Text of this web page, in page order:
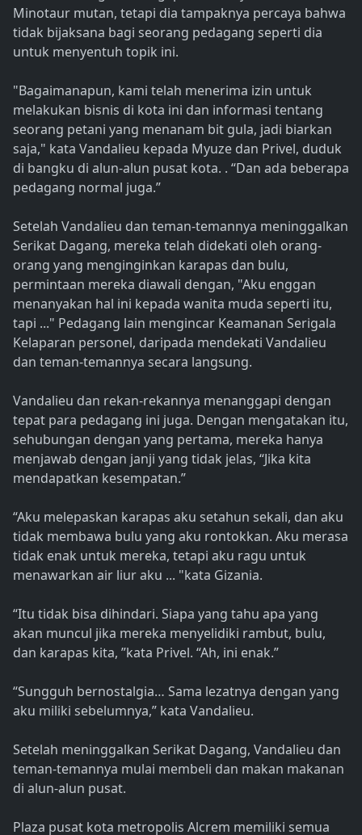
Minotaur mutan, tetapi dia tampaknya percaya bahwa
tidak bijaksana bagi seorang pedagang seperti dia
untuk menyentuh topik ini.
"Bagaimanapun, kami telah menerima izin untuk
melakukan bisnis di kota ini dan informasi tentang
seorang petani yang menanam bit gula, jadi biarkan
saja," kata Vandalieu kepada Myuze dan Privel, duduk
di bangku di alun-alun pusat kota. . “Dan ada beberapa
pedagang normal juga.”
Setelah Vandalieu dan teman-temannya meninggalkan
Serikat Dagang, mereka telah didekati oleh orang-
orang yang menginginkan karapas dan bulu,
permintaan mereka diawali dengan, "Aku enggan
menanyakan hal ini kepada wanita muda seperti itu,
tapi ..." Pedagang lain mengincar Keamanan Serigala
Kelaparan personel, daripada mendekati Vandalieu
dan teman-temannya secara langsung.
Vandalieu dan rekan-rekannya menanggapi dengan
tepat para pedagang ini juga. Dengan mengatakan itu,
sehubungan dengan yang pertama, mereka hanya
menjawab dengan janji yang tidak jelas, “Jika kita
mendapatkan kesempatan.”
“Aku melepaskan karapas aku setahun sekali, dan aku
tidak membawa bulu yang aku rontokkan. Aku merasa
tidak enak untuk mereka, tetapi aku ragu untuk
menawarkan air liur aku ... "kata Gizania.
“Itu tidak bisa dihindari. Siapa yang tahu apa yang
akan muncul jika mereka menyelidiki rambut, bulu,
dan karapas kita, ”kata Privel. “Ah, ini enak.”
“Sungguh bernostalgia… Sama lezatnya dengan yang
aku miliki sebelumnya,” kata Vandalieu.
Setelah meninggalkan Serikat Dagang, Vandalieu dan
teman-temannya mulai membeli dan makan makanan
di alun-alun pusat.
Plaza pusat kota metropolis Alcrem memiliki semua